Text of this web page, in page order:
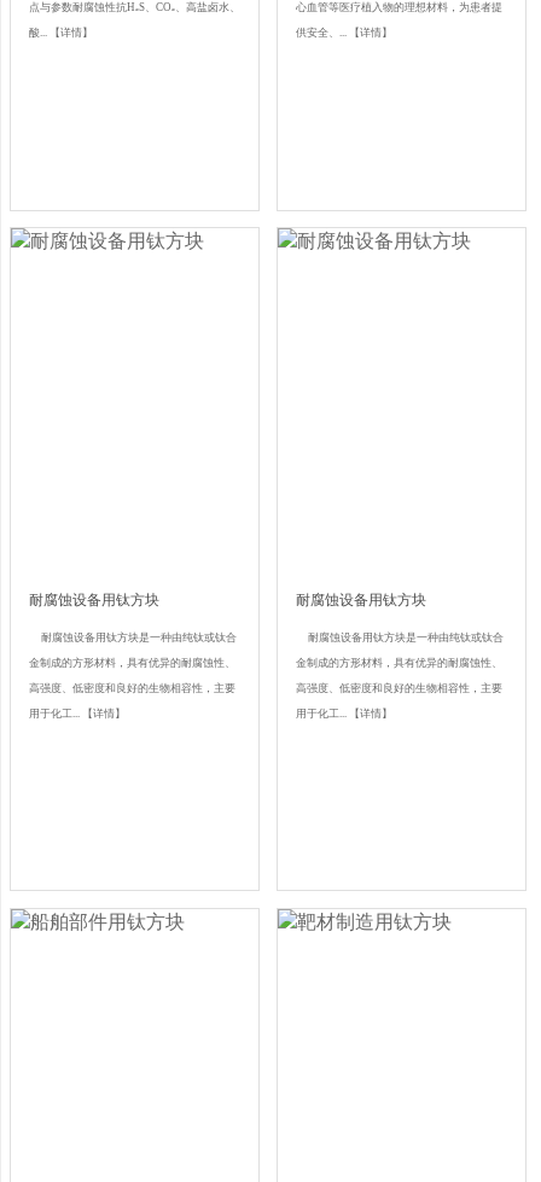
点与参数耐腐蚀性抗H₂S、CO₂、高盐卤水、
酸... 【详情】
心血管等医疗植入物的理想材料，为患者提
供安全、... 【详情】
耐腐蚀设备用钛方块
耐腐蚀设备用钛方块是一种由纯钛或钛合
金制成的方形材料，具有优异的耐腐蚀性、
高强度、低密度和良好的生物相容性，主要
用于化工... 【详情】
耐腐蚀设备用钛方块
耐腐蚀设备用钛方块是一种由纯钛或钛合
金制成的方形材料，具有优异的耐腐蚀性、
高强度、低密度和良好的生物相容性，主要
用于化工... 【详情】